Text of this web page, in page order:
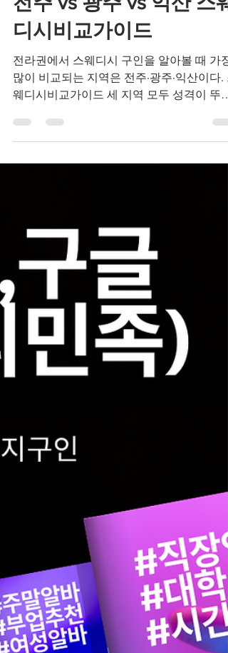
TV 유흥알바
1월 27일
전주 vs 광주 vs 익산 스웨
디시비교가이드
전라권에서 스웨디시 구인을 알아볼 때 가장
많이 비교되는 지역은 전주·광주·익산이다.
하다. 스웨디시비교가이드 건마의민족 1. 전
스웨디시 특징 전주는 전라북도 중심 도시로,
시장 규모는 크지 않지만 안정적인 구조 를
진 지역이다. 스웨디시비교가이드 중소형 샵
위주 단골 비중 높음 신규 샵 유입 적음 스웨
시비교가이드 관리사 이동 적은 편 전주 스웨
디시는 대체로 조용하고 정적인 운영 이 많
회전율이 빠르지 않고, 단골 손님 위주로 일
한 흐름이 유지된다. 초보자에게 비교적 부담
장점이다. 전주는 “천천히 배우면서 오래 일
고 싶은 사람”에게 적합하다. 2. 광주 스웨디